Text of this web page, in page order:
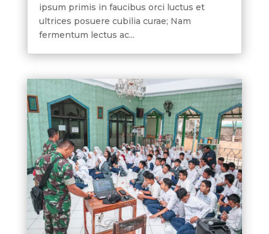
ipsum primis in faucibus orci luctus et
ultrices posuere cubilia curae; Nam
fermentum lectus ac...